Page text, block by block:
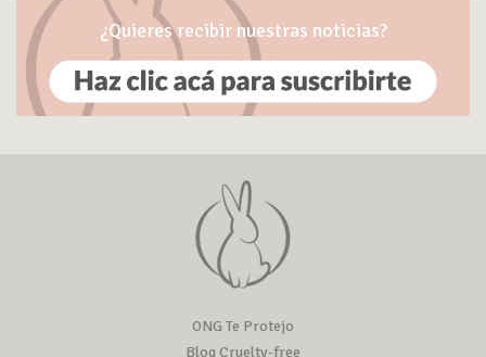
¿Quieres recibir nuestras noticias?
ONG Te Protejo
Blog Cruelty-free